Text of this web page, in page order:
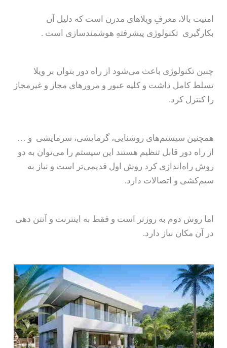
امنیت بالا، معرفِ ویلاهای مدرن است که دلیل آن
بکارگیری تکنولوژی پیشرفتهِ هوشمندسازی است .
چنین تکنولوژی باعث می‌شود از راه دور بتوان بر ویلا
تسلط کامل داشت و کلیه عبور و مرورهای مجاز و غیرمجاز
را کنترل کرد.
همچنین سیستم‌های روشنایی، گرمایشی، سرمایشی و …
از راه دور قابل تنظیم هستند این سیستم را می‌توان به دو
روش راه‌اندازی کرد روش اول قدیمی‌تر است و نیاز به
سیم‌کشی و اتصالات دارد.
اما روش دوم به‌ روزتر است و فقط به اینترنت و آنتن دهی
در آن مکان نیاز دارد.